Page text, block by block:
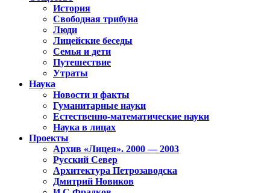
История
Свободная трибуна
Люди
Лицейские беседы
Семья и дети
Путешествие
Утраты
Наука
Новости и факты
Гуманитарные науки
Естественно-математические науки
Наука в лицах
Проекты
Архив «Лицея». 2000 — 2003
Русский Север
Архитектура Петрозаводска
Дмитрий Новиков